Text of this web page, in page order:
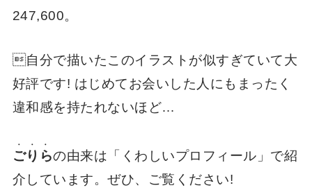
247,600。
自分で描いたこのイラストが似すぎていて大
好評です! はじめてお会いした人にもまったく
違和感を持たれないほど…
ごりら
・・・
の由来は「くわしいプロフィール」で紹
介しています。ぜひ、ご覧ください!